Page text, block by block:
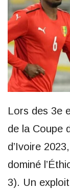
Lors des 3e
de la Coupe
d’Ivoire 2023,
dominé
3). Un